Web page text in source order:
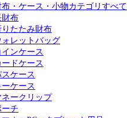
布・ケース・小物カテゴリすべて
財布
りたたみ財布
ォレットバッグ
インケース
ードケース
スケース
ーケース
ネークリップ
ーチ